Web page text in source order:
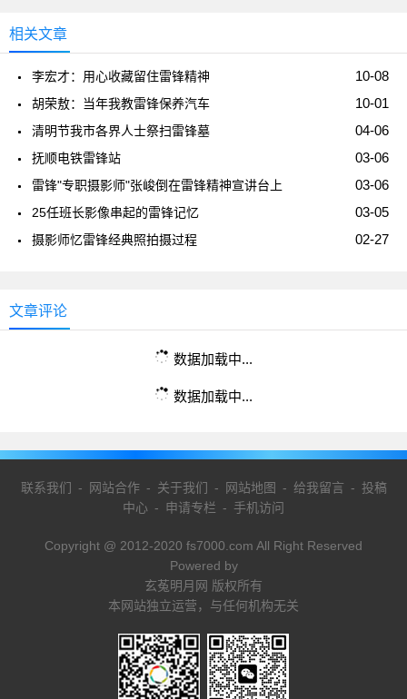
相关文章
10-08
李宏才：用心收藏留住雷锋精神
10-01
胡荣敖：当年我教雷锋保养汽车
04-06
清明节我市各界人士祭扫雷锋墓
03-06
抚顺电铁雷锋站
03-06
雷锋"专职摄影师"张峻倒在雷锋精神宣讲台上
03-05
25任班长影像串起的雷锋记忆
02-27
摄影师忆雷锋经典照拍摄过程
文章评论
数据加载中...
数据加载中...
联系我们 - 网站合作- 关于我们 - 网站地图 - 给我留言 - 投稿
中心 - 申请专栏 - 手机访问
Copyright @ 2012-2020 fs7000.com All Right Reserved
Powered by
玄菟明月网 版权所有
本网站独立运营，与任何机构无关